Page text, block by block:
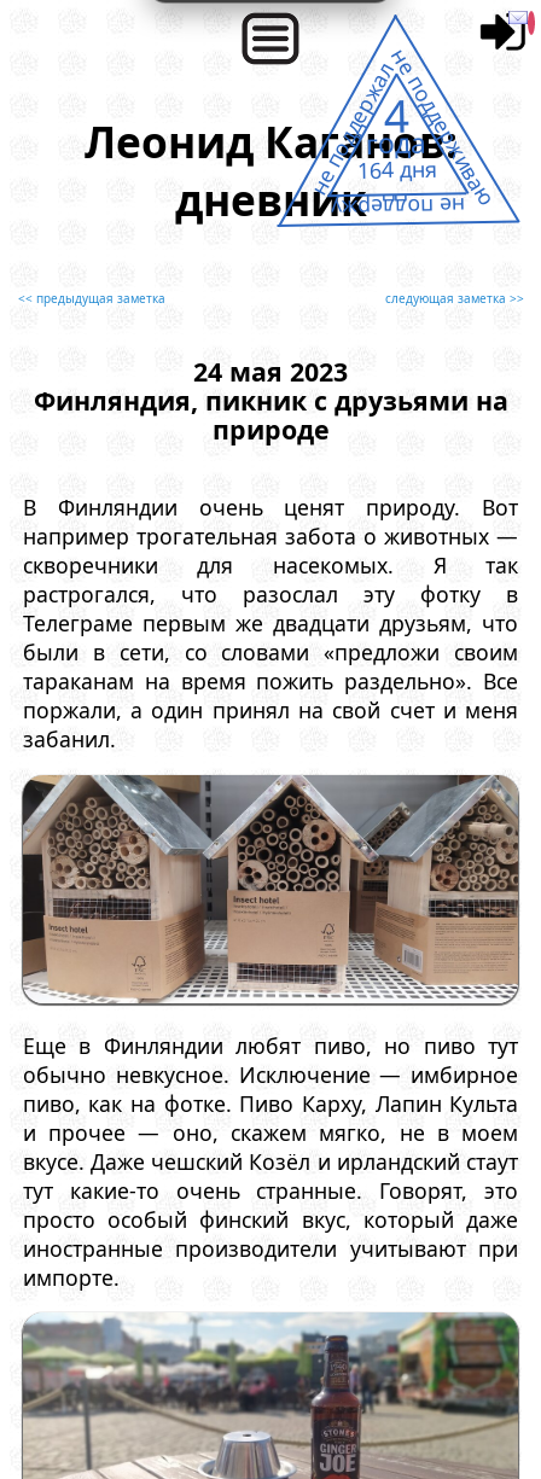
Леонид Каганов:
дневник
<< предыдущая заметка следующая заметка >>
24 мая 2023
Финляндия, пикник с друзьями на
природе
В Финляндии очень ценят природу. Вот
например трогательная забота о животных —
скворечники для насекомых. Я так
растрогался, что разослал эту фотку в
Телеграме первым же двадцати друзьям, что
были в сети, со словами «предложи своим
тараканам на время пожить раздельно». Все
поржали, а один принял на свой счет и меня
забанил.
Еще в Финляндии любят пиво, но пиво тут
обычно невкусное. Исключение — имбирное
пиво, как на фотке. Пиво Карху, Лапин Культа
и прочее — оно, скажем мягко, не в моем
вкусе. Даже чешский Козёл и ирландский стаут
тут какие-то очень странные. Говорят, это
просто особый финский вкус, который даже
иностранные производители учитывают при
импорте.
не поддержалне поддерживаю
не поддержу
4
года
164 дня